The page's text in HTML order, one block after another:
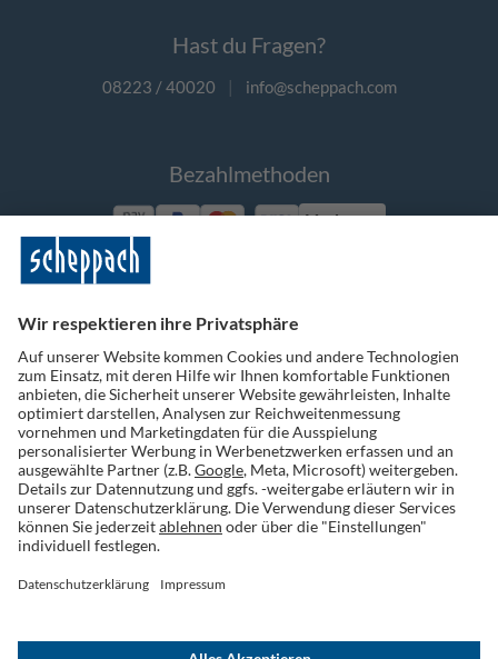
Hast du Fragen?
08223 / 40020 | info@scheppach.com
Bezahlmethoden
Vorkasse
Folge uns auf Social Media